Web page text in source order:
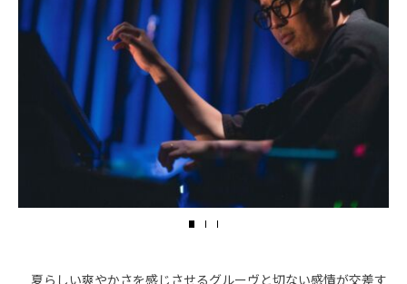
夏らしい爽やかさを感じさせるグルーヴと切ない感情が交差す